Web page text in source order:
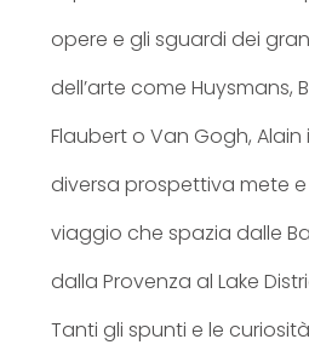
opere e gli sguardi dei
dell’arte come Huysmans,
Flaubert o Van Gogh,
diversa prospettiva mete e
viaggio che spazia dalle
dalla Provenza al Lake
Tanti gli spunti e le